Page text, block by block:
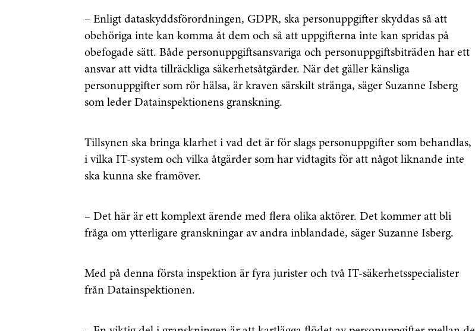
– Enligt dataskyddsförordningen, GDPR, ska personuppgifter skyddas så att
obehöriga inte kan komma åt dem och så att uppgifterna inte kan spridas på
obefogade sätt. Både personuppgiftsansvariga och personuppgiftsbiträden har ett
ansvar att vidta tillräckliga säkerhetsåtgärder. När det gäller känsliga
personuppgifter som rör hälsa, är kraven särskilt stränga, säger Suzanne Isberg
som leder Datainspektionens granskning.
Tillsynen ska bringa klarhet i vad det är för slags personuppgifter som behandlas,
i vilka IT-system och vilka åtgärder som har vidtagits för att något liknande inte
ska kunna ske framöver.
– Det här är ett komplext ärende med flera olika aktörer. Det kommer att bli
fråga om ytterligare granskningar av andra inblandade, säger Suzanne Isberg.
Med på denna första inspektion är fyra jurister och två IT-säkerhetsspecialister
från Datainspektionen.